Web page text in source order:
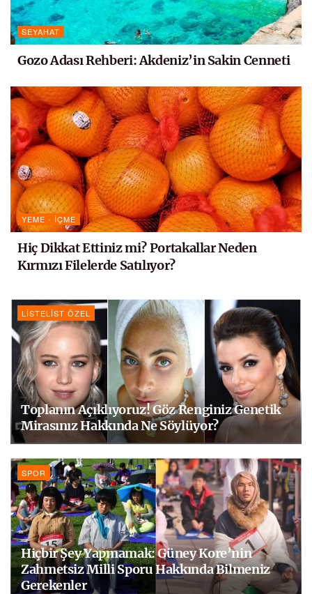
SEYAHAT
Gozo Adası Rehberi: Akdeniz’in Sakin Cenneti
YEME - İÇME
Hiç Dikkat Ettiniz mi? Portakallar Neden
Kırmızı Filelerde Satılıyor?
LISTELIST ÖZEL
Toplanın Açıklıyoruz! Göz Renginiz Genetik
Mirasınız Hakkında Ne Söylüyor?
SPOR
Hiçbir Şey Yapmamak: Güney Kore’nin
Zahmetsiz Milli Sporu Hakkında Bilmeniz
Gerekenler